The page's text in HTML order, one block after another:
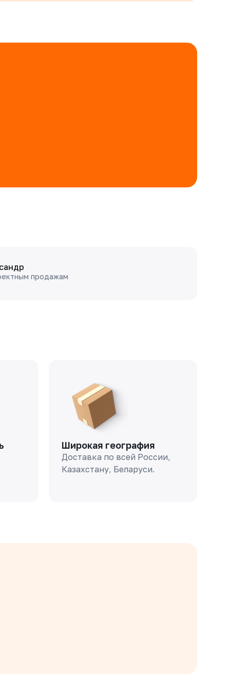
продажам
Широкая география
Доставка по всей России,
Казахстану, Беларуси.